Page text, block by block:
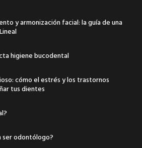
y armonización facial: la guía de una
higiene bucodental
cómo el estrés y los trastornos
tus dientes
ser odontólogo?